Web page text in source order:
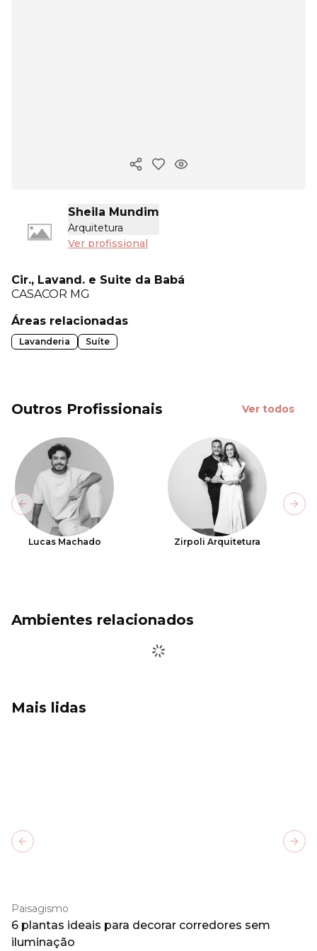
Copiar link
Sheila Mundim
Arquitetura
Ver profissional
Cir., Lavand. e Suite da Babá
CASACOR MG
Áreas relacionadas
Lavanderia Suíte
Outros Profissionais Ver todos
Lucas Machado Zirpoli Arquitetura
Previous slide
Ambientes relacionados
Mais lidas
Paisagismo
6 plantas ideais para decorar corredores sem
iluminação
Previous slide